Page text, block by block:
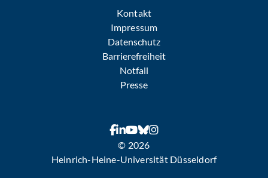
Kontakt
Impressum
Datenschutz
Barrierefreiheit
Notfall
Presse
© 2026
Heinrich-Heine-Universität Düsseldorf